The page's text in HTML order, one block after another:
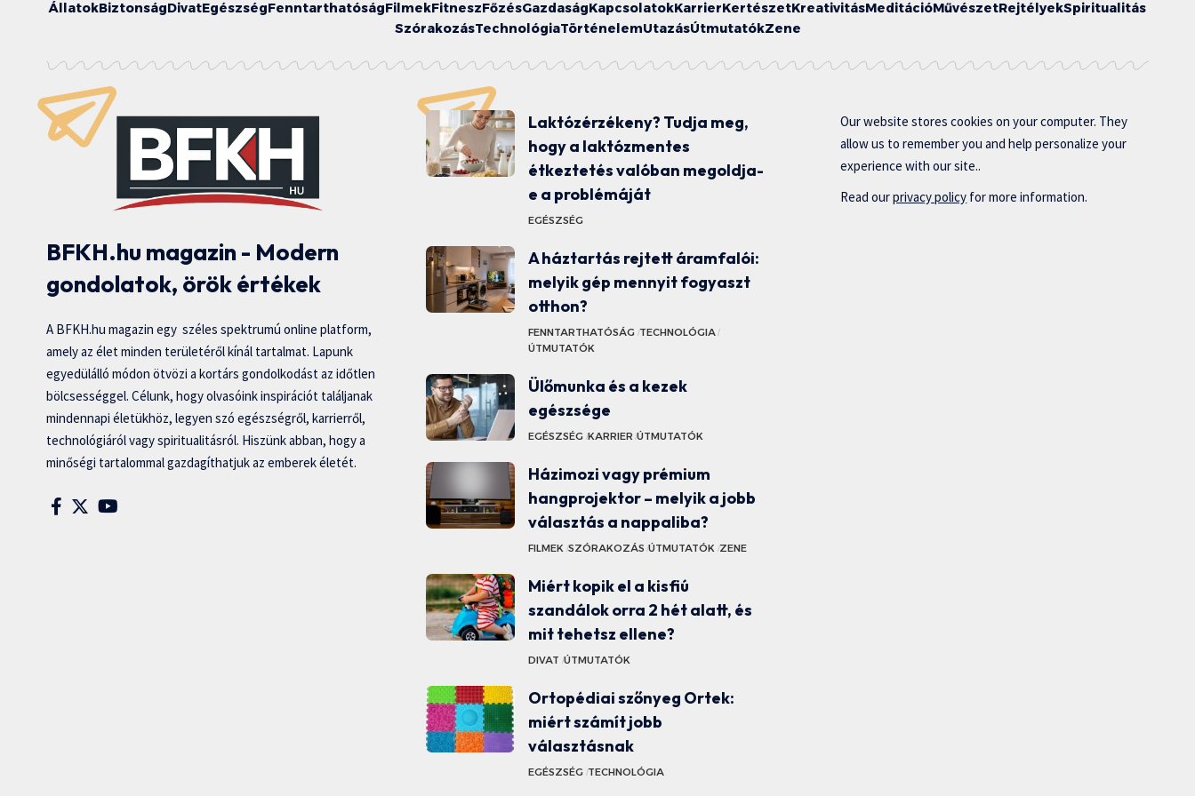
ÁllatokBiztonságDivatEgészségFenntarthatóságFilmekFitneszFőzésGazdaságKapcsolatokKarrierKertészetKreativitásMeditációMűvészetRejtélyekSpiritualitás
SzórakozásTechnológiaTörténelemUtazásÚtmutatókZene
BFKH.hu magazin - Modern
gondolatok, örök értékek
A BFKH.hu magazin egy széles spektrumú online platform,
amely az élet minden területéről kínál tartalmat. Lapunk
egyedülálló módon ötvözi a kortárs gondolkodást az időtlen
bölcsességgel. Célunk, hogy olvasóink inspirációt találjanak
mindennapi életükhöz, legyen szó egészségről, karrierről,
technológiáról vagy spiritualitásról. Hiszünk abban, hogy a
minőségi tartalommal gazdagíthatjuk az emberek életét.
Laktózérzékeny? Tudja meg,
hogy a laktózmentes
étkeztetés valóban megoldja-
e a problémáját
EGÉSZSÉG
A háztartás rejtett áramfalói:
melyik gép mennyit fogyaszt
otthon?
FENNTARTHATÓSÁG TECHNOLÓGIA
ÚTMUTATÓK
Ülőmunka és a kezek
egészsége
EGÉSZSÉG KARRIER ÚTMUTATÓK
Házimozi vagy prémium
hangprojektor – melyik a jobb
választás a nappaliba?
FILMEK SZÓRAKOZÁS ÚTMUTATÓK ZENE
Miért kopik el a kisfiú
szandálok orra 2 hét alatt, és
mit tehetsz ellene?
DIVAT ÚTMUTATÓK
Ortopédiai szőnyeg Ortek:
miért számít jobb
választásnak
EGÉSZSÉG TECHNOLÓGIA
Our website stores cookies on your computer. They
allow us to remember you and help personalize your
experience with our site..
Read ourprivacy policy for more information.